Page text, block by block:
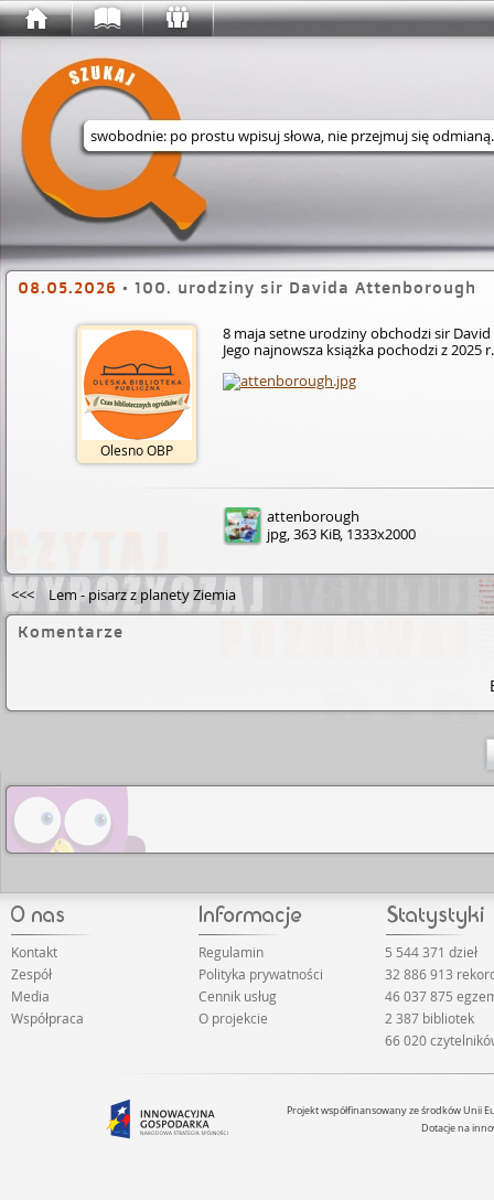
Wyszukaj w serwisie
08.05.2026 • 100. urodziny sir Davida Attenborough
Olesno OBP
8 maja setne urodziny obchodzi sir
Jego najnowsza książka pochodzi z
attenborough
jpg, 363 KiB, 1333x2000
<<< Lem - pisarz z planety Ziemia
Komentarze
Kontakt
Zespół
Media
Współpraca
Regulamin
Polityka prywatności
Cennik usług
O projekcie
5 544 371 dzieł
32 886 913
46 037 875
2 387 bibliotek
66 020
Projekt współfinansowany ze środków Unii
Dotacje na